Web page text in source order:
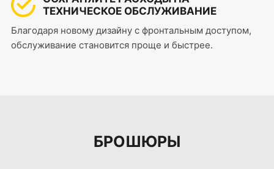
ТЕХНИЧЕСКОЕ ОБСЛУЖИВАНИЕ
Благодаря новому дизайну с фронтальным доступом,
обслуживание становится проще и быстрее.
БРОШЮРЫ